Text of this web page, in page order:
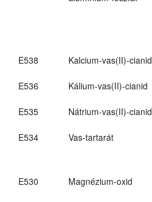
E538 Kalcium-vas(II)-cianid
E536
Kálium-vas(II)-cianid
E535
Nátrium-vas(II)-cianid
E534
Vas-tartarát
E530 Magnézium-oxid